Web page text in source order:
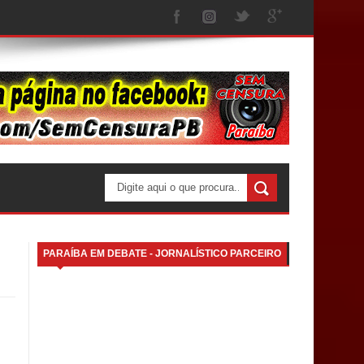
PARAÍBA EM DEBATE - JORNALÍSTICO PARCEIRO